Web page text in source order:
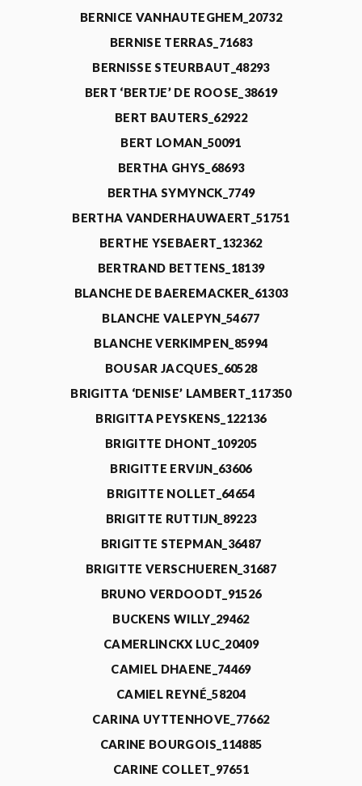
BERNICE VANHAUTEGHEM_20732
BERNISE TERRAS_71683
BERNISSE STEURBAUT_48293
BERT ‘BERTJE’ DE ROOSE_38619
BERT BAUTERS_62922
BERT LOMAN_50091
BERTHA GHYS_68693
BERTHA SYMYNCK_7749
BERTHA VANDERHAUWAERT_51751
BERTHE YSEBAERT_132362
BERTRAND BETTENS_18139
BLANCHE DE BAEREMACKER_61303
BLANCHE VALEPYN_54677
BLANCHE VERKIMPEN_85994
BOUSAR JACQUES_60528
BRIGITTA ‘DENISE’ LAMBERT_117350
BRIGITTA PEYSKENS_122136
BRIGITTE DHONT_109205
BRIGITTE ERVIJN_63606
BRIGITTE NOLLET_64654
BRIGITTE RUTTIJN_89223
BRIGITTE STEPMAN_36487
BRIGITTE VERSCHUEREN_31687
BRUNO VERDOODT_91526
BUCKENS WILLY_29462
CAMERLINCKX LUC_20409
CAMIEL DHAENE_74469
CAMIEL REYNÉ_58204
CARINA UYTTENHOVE_77662
CARINE BOURGOIS_114885
CARINE COLLET_97651